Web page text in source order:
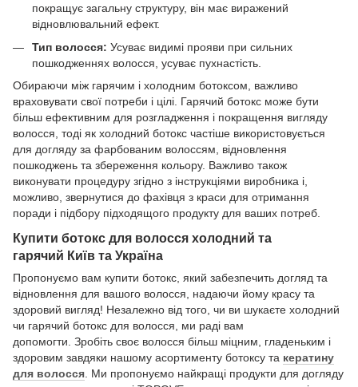
покращує загальну структуру, він має виражений
відновлювальний ефект.
Тип волосся: Усуває видимі прояви при сильних
пошкодженнях волосся, усуває пухнастість.
Обираючи між гарячим і холодним ботоксом, важливо
враховувати свої потреби і цілі. Гарячий ботокс може бути
більш ефективним для розгладження і покращення вигляду
волосся, тоді як холодний ботокс частіше використовується
для догляду за фарбованим волоссям, відновлення
пошкоджень та збереження кольору. Важливо також
виконувати процедуру згідно з інструкціями виробника і,
можливо, звернутися до фахівця з краси для отримання
поради і підбору підходящого продукту для ваших потреб.
Купити ботокс для волосся холодний та
гарячий Київ та Україна
Пропонуємо вам купити ботокс, який забезпечить догляд та
відновлення для вашого волосся, надаючи йому красу та
здоровий вигляд! Незалежно від того, чи ви шукаєте холодний
чи гарячий ботокс для волосся, ми раді вам
допомогти. Зробіть своє волосся більш міцним, гладеньким і
здоровим завдяки нашому асортименту ботоксу та кератину
для волосся . Ми пропонуємо найкращі продукти для догляду